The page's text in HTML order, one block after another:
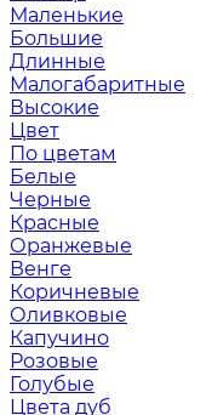
Маленькие
Большие
Длинные
Малогабаритные
Высокие
Цвет
По цветам
Белые
Черные
Красные
Оранжевые
Венге
Коричневые
Оливковые
Капучино
Розовые
Голубые
Цвета дуб